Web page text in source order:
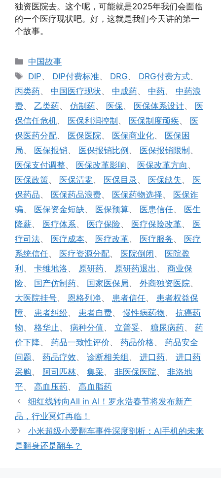
独资医院去。这个呢，可能就是2025年我们会面临
的一个医疗现状吧。好，这就是我们今天讲的第一
个故事。
分
类
中国故事
标
签
DIP、 DIP付费标准、 DRG、 DRG付费方式、
丙类药、 中国医疗现状、 中成药、 中药、 中药浪
费、 乙类药、 仿制药、 医保、 医保体系设计、 医
保信任危机、 医保利润控制、 医保制度顽疾、 医
保医药分配、 医保医院、 医保商业化、 医保困
局、 医保报销、 医保报销比例、 医保报销限制、
医保支付调整、 医保改革影响、 医保改革方向 、
医保政策、 医保清零、 医保目录、 医保缺失、 医
保药品、 医保药品浪费、 医保药物选择、 医保诈
骗、 医保资金短缺、 医保预算、 医患信任、 医生
降薪、 医疗体系、 医疗保险、 医疗保险改革、 医
疗司法、 医疗成本、 医疗改革、 医疗服务、 医疗
系统信任、 医疗资源分配、 医院倒闭、 医院盈
利、 卡维地洛、 原研药、 原研药退出 、 商业保
险、 国产仿制药、 国家医保局、 外商独资医院、
大医院挂号、 恩格列净、 患者信任、 患者权益保
障、 患者纠纷、 患者自费、慢性病药物、 抗癌药
物、 格华止 、 病种分值、 立普妥、 糖尿病药、 药
价下降、 药品一致性评价、 药品价格、 药品安全
问题、 药品疗效、 诊断相关组 、 进口药、 进口药
采购、 阿司匹林、 集采、 非医保医院、 非洛地
平、 高血压药、 高血脂药
细红线转向All in AI！罗永浩春节将发布新产
品，行业冥灯再临！
小米超级小爱翻车事件深度剖析：AI手机的未来
是翻身还是翻车？